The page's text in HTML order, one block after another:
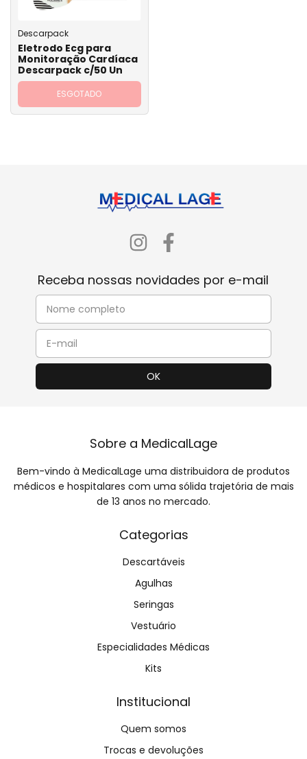
Descarpack
Eletrodo Ecg para
Monitoração Cardíaca
Descarpack c/50 Un
ESGOTADO
Receba nossas novidades por e-mail
Sobre a MedicalLage
Bem-vindo à MedicalLage uma distribuidora de produtos
médicos e hospitalares com uma sólida trajetória de mais
de 13 anos no mercado.
Categorias
Descartáveis
Agulhas
Seringas
Vestuário
Especialidades Médicas
Kits
Institucional
Quem somos
Trocas e devoluções